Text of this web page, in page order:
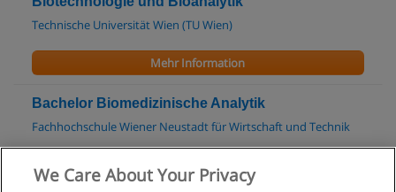
Technische Universität Wien (TU Wien)
Mehr Information
Bachelor Biomedizinische Analytik
Fachhochschule Wiener Neustadt für Wirtschaft und Technik
Mehr Information
We Care About Your Privacy